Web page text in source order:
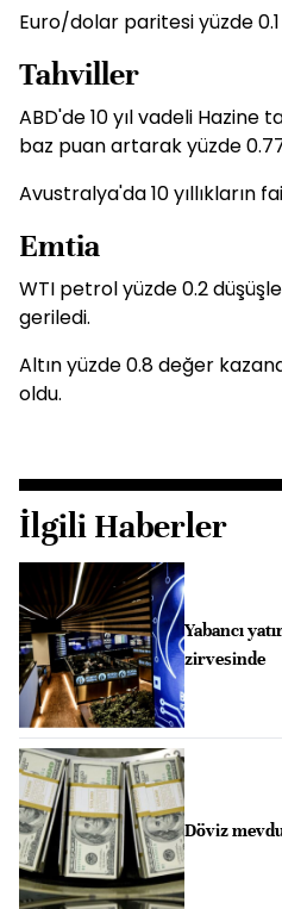
Euro/dolar paritesi yüzde 0.1
Tahviller
ABD'de 10 yıl vadeli Hazine
baz puan artarak yüzde
Avustralya'da 10 yıllıkların
Emtia
WTI petrol yüzde 0.2
geriledi.
Altın yüzde 0.8 değer
oldu.
İlgili Haberler
Yabancı
zirvesinde
Döviz